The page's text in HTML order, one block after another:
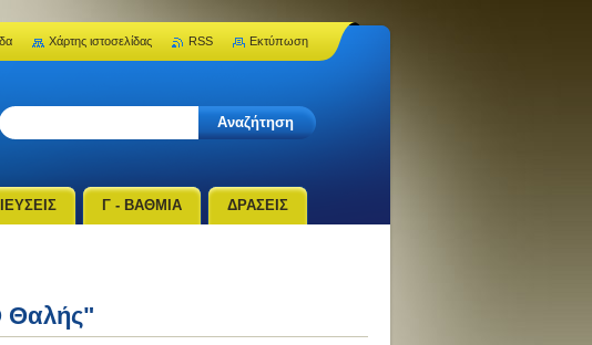
Θαλής"
Γ - ΒΑΘΜΙΑ ΔΡΑΣΕΙΣ
Χάρτης ιστοσελίδας RSS Εκτύπωση